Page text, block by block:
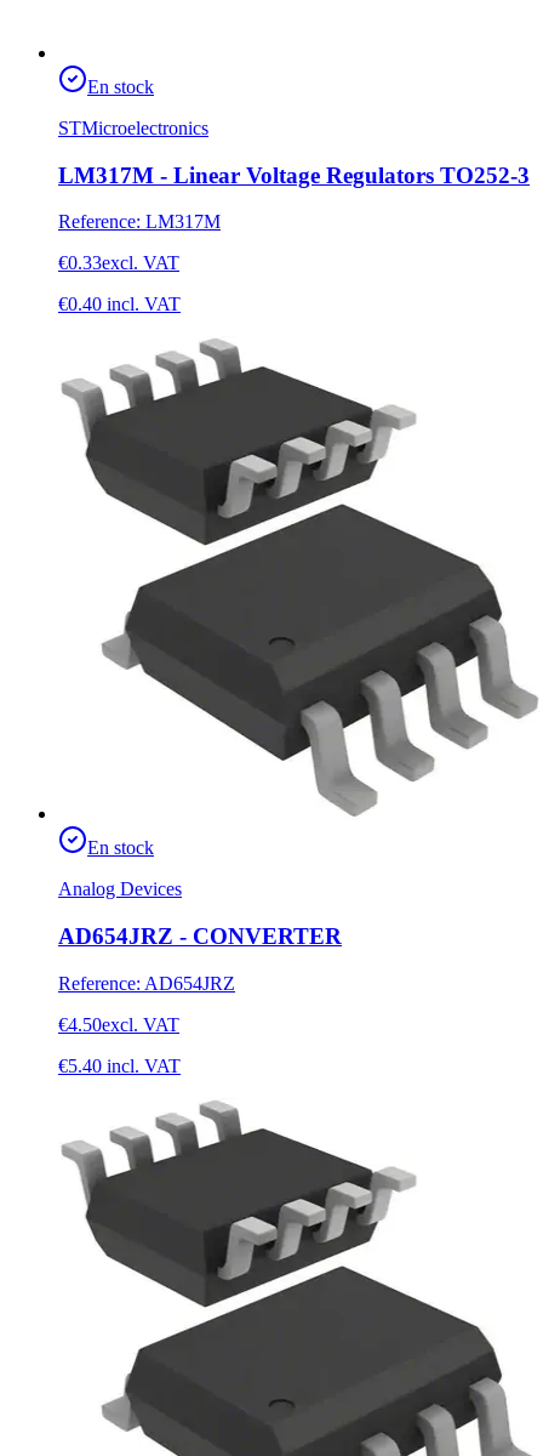
En stock
STMicroelectronics
LM317M - Linear Voltage Regulators TO252-3
Reference: LM317M
€0.33excl. VAT
€0.40 incl. VAT
En stock
Analog Devices
AD654JRZ - CONVERTER
Reference: AD654JRZ
€4.50excl. VAT
€5.40 incl. VAT